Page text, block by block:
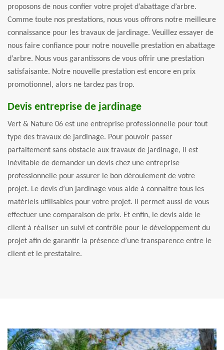
proposons de nous confier votre projet d’abattage d’arbre.
Comme toute nos prestations, nous vous offrons notre meilleure
connaissance pour les travaux de jardinage. Veuillez essayer de
nous faire confiance pour notre nouvelle prestation en abattage
d’arbre. Nous vous garantissons de vous offrir une prestation
satisfaisante. Notre nouvelle prestation est encore en prix
promotionnel, alors ne tardez pas trop.
Devis entreprise de jardinage
Vert & Nature 06 est une entreprise professionnelle pour tout
type des travaux de jardinage. Pour pouvoir passer
parfaitement sans obstacle aux travaux de jardinage, il est
inévitable de demander un devis chez une entreprise
professionnelle pour assurer le bon déroulement de votre
projet. Le devis d’un jardinage vous aide à connaitre tous les
matériels utilisables pour votre projet. Il permet aussi de vous
effectuer une comparaison de prix. Et enfin, le devis aide le
client à réaliser un suivi et contrôle pour le développement du
projet afin de garantir la présence d’une transparence entre le
client et le prestataire.